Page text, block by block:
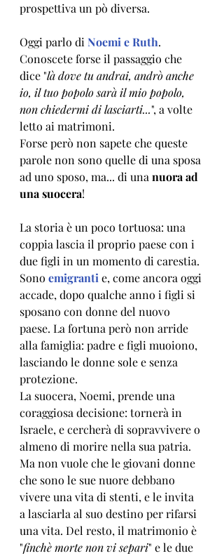
prospettiva un pò diversa.
Oggi parlo di Noemi e Ruth.
Conoscete forse il passaggio che
dice "là dove tu andrai, andrò anche
io, il tuo popolo sarà il mio popolo,
non chiedermi di lasciarti...", a volte
letto ai matrimoni.
Forse però non sapete che queste
parole non sono quelle di una sposa
ad uno sposo, ma... di una nuora ad
una suocera!
La storia è un poco tortuosa: una
coppia lascia il proprio paese con i
due figli in un momento di carestia.
Sono emigranti e, come ancora oggi
accade, dopo qualche anno i figli si
sposano con donne del nuovo
paese. La fortuna però non arride
alla famiglia: padre e figli muoiono,
lasciando le donne sole e senza
protezione.
La suocera, Noemi, prende una
coraggiosa decisione: tornerà in
Israele, e cercherà di sopravvivere o
almeno di morire nella sua patria.
Ma non vuole che le giovani donne
che sono le sue nuore debbano
vivere una vita di stenti, e le invita
a lasciarla al suo destino per rifarsi
una vita. Del resto, il matrimonio è
"finchè morte non vi separi" e le due